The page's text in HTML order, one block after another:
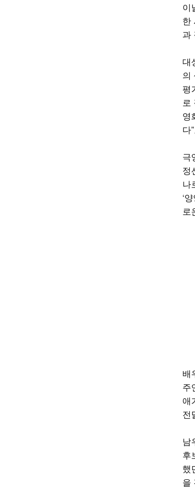
이
한
과
대
의
평
로
영
다
극
정
나
‘
로
배
주
애
전
남
후
했
을